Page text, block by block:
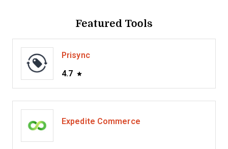
Featured Tools
Prisync
4.7
Expedite Commerce